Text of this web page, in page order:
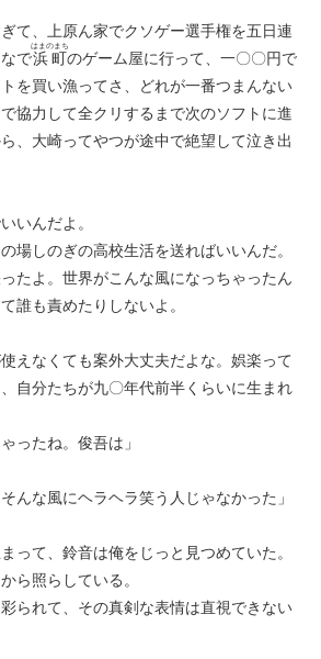
ぎて、上原ん家でクソゲー選手権を五日連
で浜町
はまのまち
のゲーム屋に行って、一〇〇円で
を買い漁ってさ、どれが一番つまんない
協力して全クリするまで次のソフトに進
、大崎ってやつが途中で絶望して泣き出
いんだよ。
場しのぎの高校生活を送ればいいんだ。
たよ。世界がこんな風になっちゃったん
誰も責めたりしないよ。
使えなくても案外大丈夫だよな。娯楽って
自分たちが九〇年代前半くらいに生まれ
ったね。俊吾は」
んな風にヘラヘラ笑う人じゃなかった」
って、鈴音は俺をじっと見つめていた。
ら照らしている。
られて、その真剣な表情は直視できない